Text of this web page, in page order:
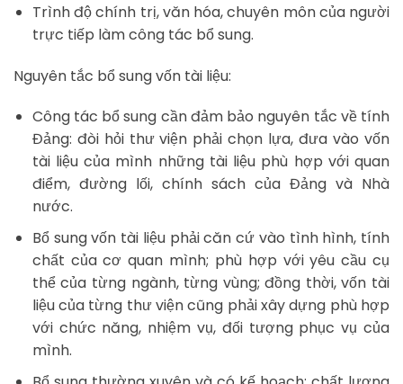
Trình độ chính trị, văn hóa, chuyên môn của người
trực tiếp làm công tác bổ sung.
Nguyên tắc bổ sung vốn tài liệu:
Công tác bổ sung cần đảm bảo nguyên tắc về tính
Đảng: đòi hỏi thư viện phải chọn lựa, đưa vào vốn
tài liệu của mình những tài liệu phù hợp với quan
điểm, đường lối, chính sách của Đảng và Nhà
nước.
Bổ sung vốn tài liệu phải căn cứ vào tình hình, tính
chất của cơ quan mình; phù hợp với yêu cầu cụ
thể của từng ngành, từng vùng; đồng thời, vốn tài
liệu của từng thư viện cũng phải xây dựng phù hợp
với chức năng, nhiệm vụ, đối tượng phục vụ của
mình.